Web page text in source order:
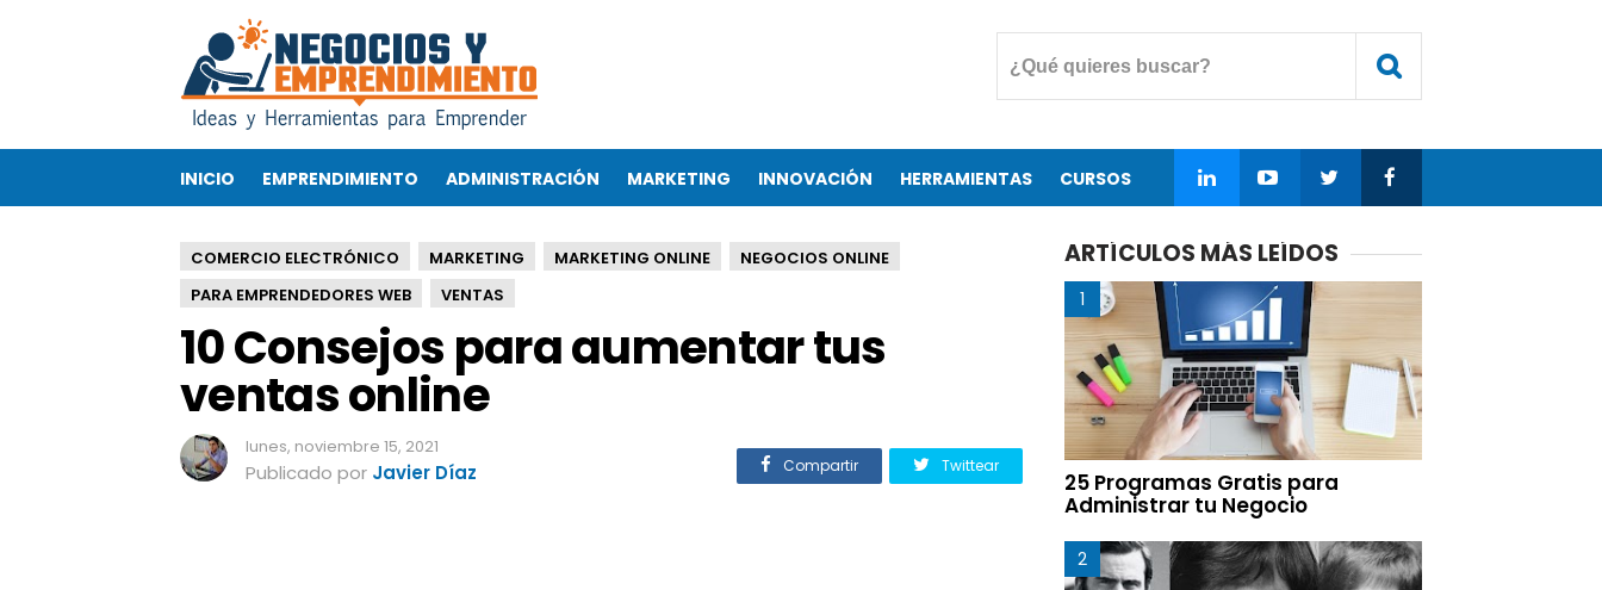
C
e
j
o
s
r
a
a
m
e
INICIO EMPRENDIMIENTO ADMINISTRACIÓN MARKETING INNOVACIÓN HERRAMIENTAS CURSOS
COMERCIO ELECTRÓNICO MARKETING MARKETING ONLINE
NEGOCIOS ONLINE
PARA EMPRENDEDORES WEB
VENTAS
10 Consejos para aumentar tus
ventas online
lunes, noviembre 15, 2021
Publicado por Javier Díaz Compartir Twittear
ARTÍCULOS MÁS LEÍDOS
25 Programas Gratis para
Administrar tu Negocio